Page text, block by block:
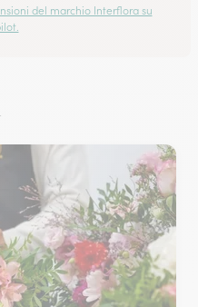
del marchio Interflora su